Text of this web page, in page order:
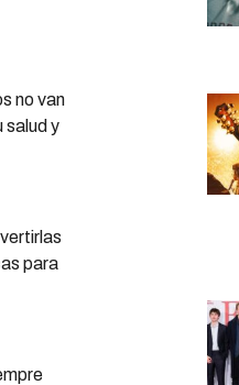
no van
salud y
para